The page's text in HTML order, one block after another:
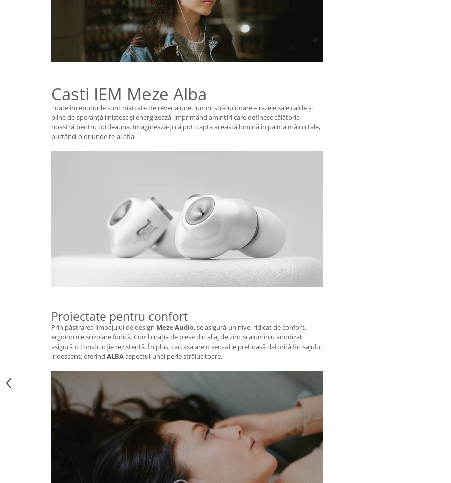
Casti IEM Meze Alba
Toate începuturile sunt marcate de reveria unei lumini strălucitoare – razele sale calde și
pline de speranță liniștesc și energizează, imprimând amintiri care definesc călătoria
noastră pentru totdeauna. Imaginează-ți că poți capta această lumină în palma mâinii tale,
purtând-o oriunde te-ai afla.
Proiectate pentru confort
Prin păstrarea limbajului de design Meze Audio, se asigură un nivel ridicat de confort,
ergonomie și izolare fonică. Combinația de piese din aliaj de zinc și aluminiu anodizat
asigură o construcție rezistentă. În plus, carcasa are o senzație prețioasă datorită finisajului
iridescent, oferind ALBAaspectul unei perle strălucitoare.